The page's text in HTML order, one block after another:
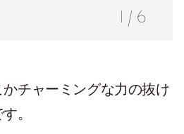
1 / 6
チャーミングな力の抜け
。